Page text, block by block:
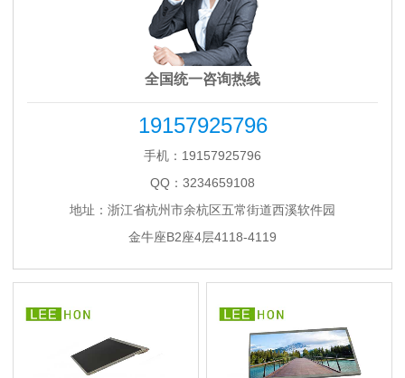
全国统一咨询热线
19157925796
手机：19157925796
QQ：3234659108
地址：浙江省杭州市余杭区五常街道西溪软件园
金牛座B2座4层4118-4119